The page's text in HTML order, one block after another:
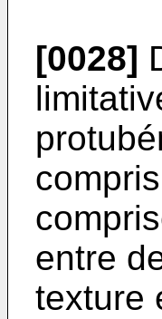
[0028]
entre
texture